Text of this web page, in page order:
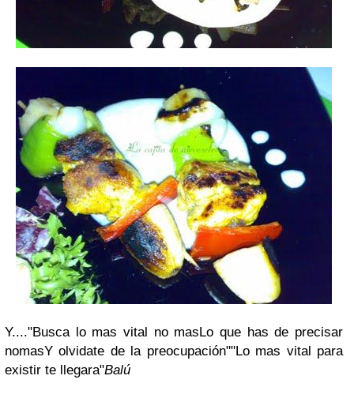
Y...."Busca lo mas vital no masLo que has de precisar
nomasY olvidate de la preocupación""Lo mas vital para
existir te llegara"Balú